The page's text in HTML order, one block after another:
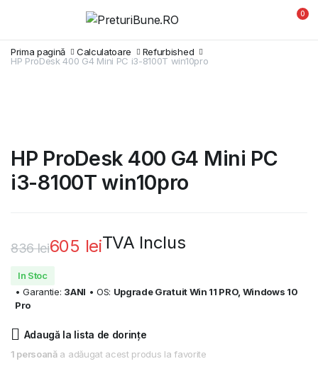
0
Prima pagină Calculatoare
Refurbished
HP ProDesk 400 G4 Mini PC i3-8100T win10pro
HP ProDesk 400 G4 Mini PC
i3-8100T win10pro
836lei
inițial
fost:
605 lei
curent
605 lei.
TVA Inclus
In Stoc
• Garantie: 3ANI • OS: Upgrade Gratuit Win 11 PRO, Windows 10
Pro
Adaugă la lista de dorințe
1 persoanăa adăugat acest produs la favorite